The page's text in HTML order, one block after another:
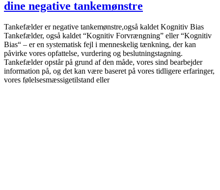
dine negative tankemønstre
Tankefælder er negative tankemønstre,også kaldet Kognitiv Bias
Tankefælder, også kaldet “Kognitiv Forvrængning” eller “Kognitiv
Bias“ – er en systematisk fejl i menneskelig tænkning, der kan
påvirke vores opfattelse, vurdering og beslutningstagning.
Tankefælder opstår på grund af den måde, vores sind bearbejder
information på, og det kan være baseret på vores tidligere erfaringer,
vores følelsesmæssigetilstand eller